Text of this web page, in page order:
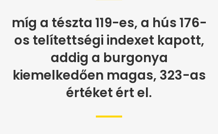
míg a tészta 119-es, a hús 176-
os telítettségi indexet kapott,
addig a burgonya
kiemelkedően magas, 323-as
értéket ért el.